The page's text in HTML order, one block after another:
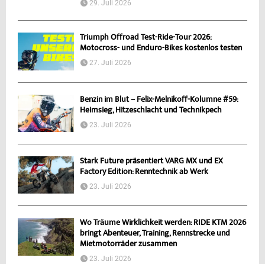
29. Juli 2026
Triumph Offroad Test-Ride-Tour 2026:
Motocross- und Enduro-Bikes kostenlos testen
27. Juli 2026
Benzin im Blut – Felix-Melnikoff-Kolumne #59:
Heimsieg, Hitzeschlacht und Technikpech
23. Juli 2026
Stark Future präsentiert VARG MX und EX
Factory Edition: Renntechnik ab Werk
23. Juli 2026
Wo Träume Wirklichkeit werden: RIDE KTM 2026
bringt Abenteuer, Training, Rennstrecke und
Mietmotorräder zusammen
23. Juli 2026